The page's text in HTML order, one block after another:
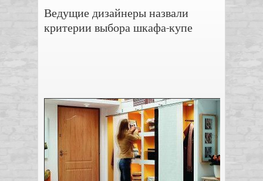
Ведущие дизайнеры назвали
критерии выбора шкафа-купе